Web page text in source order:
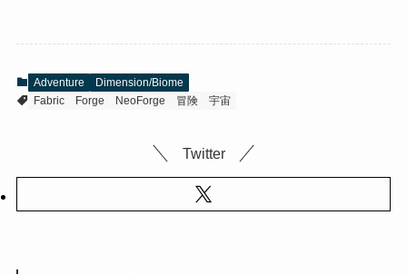
Adventure
Dimension/Biome
Fabric
Forge NeoForge 冒険 宇宙
Twitter